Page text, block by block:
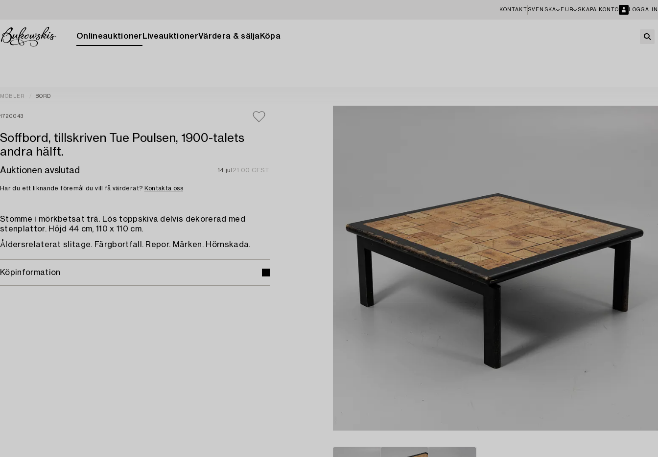
KONTAKT SVENSKA EUR SKAPA KONTO LOGGA IN
Onlineauktioner LiveauktionerVärdera & sälja Köpa
MÖBLER BORD
1720043
Soffbord, tillskriven Tue Poulsen, 1900-talets
andra hälft.
Auktionen avslutad 14 jul 21:00 CEST
Har du ett liknande föremål du vill få värderat? Kontakta oss
Stomme i mörkbetsat trä. Lös toppskiva delvis dekorerad med
stenplattor. Höjd 44 cm, 110 x 110 cm.
Åldersrelaterat slitage. Färgbortfall. Repor. Märken. Hörnskada.
Köpinformation